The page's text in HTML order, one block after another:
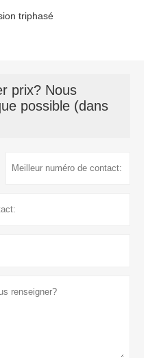
triphasé
prix? Nous
possible (dans